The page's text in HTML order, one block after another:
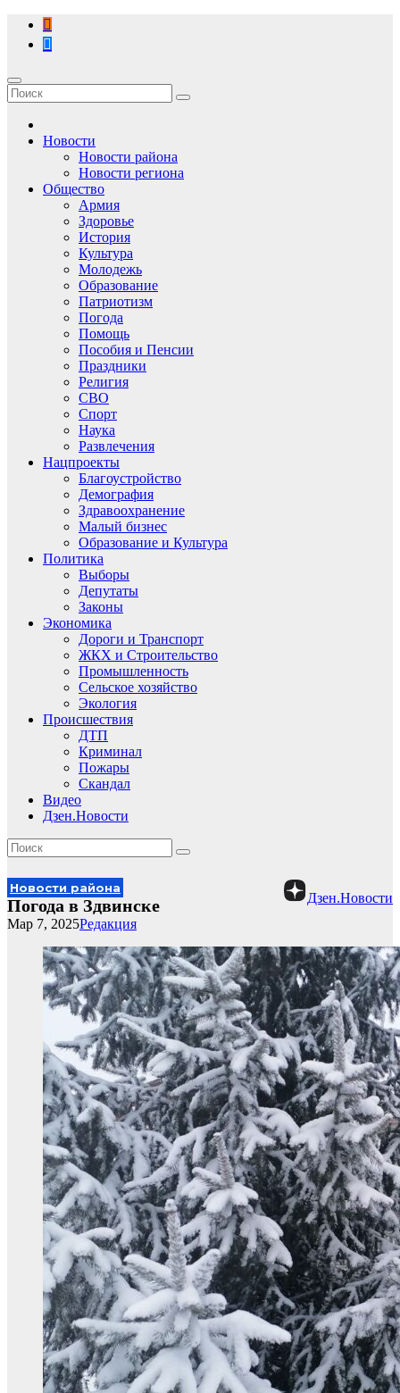
Перейти
содержимому
Новости
Новости района
Новости региона
Общество
Армия
Здоровье
История
Культура
Молодежь
Образование
Патриотизм
Погода
Помощь
Пособия и Пенсии
Праздники
Религия
СВО
Спорт
Наука
Развлечения
Нацпроекты
Благоустройство
Демография
Здравоохранение
Малый бизнес
Образование и Культура
Политика
Выборы
Депутаты
Законы
Экономика
Дороги и Транспорт
ЖКХ и Строительство
Промышленность
Сельское хозяйство
Экология
Происшествия
ДТП
Криминал
Пожары
Скандал
Видео
Дзен.Новости
Дзен.Новости
Новости района
Погода в Здвинске
Редакция
Мар 7, 2025